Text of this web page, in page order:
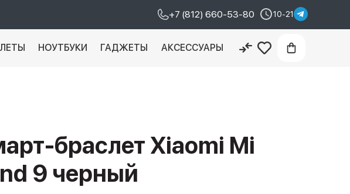
+7 (812) 660-53-80 10-21
НОУТБУКИ ГАДЖЕТЫ АКСЕССУАРЫ
браслет Xiaomi Mi
9 черный